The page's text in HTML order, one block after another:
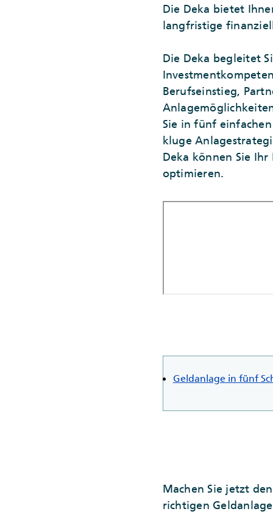
Die Deka bietet
langfristige
Die Deka begleitet
Berufseinstieg,
Sie in fünf
kluge
Deka können Sie
optimieren.
Geldanlage in fünf
Machen Sie jetzt
richtigen